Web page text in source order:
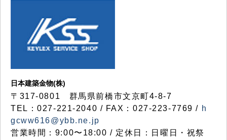
日本建築金物(株)
〒317‐0801 群馬県前橋市文京町4-8-7
TEL：027-221-2040 / FAX：027-223-7769 / h
gcww616@ybb.ne.jp
営業時間：9:00〜18:00 / 定休日：日曜日・祝祭